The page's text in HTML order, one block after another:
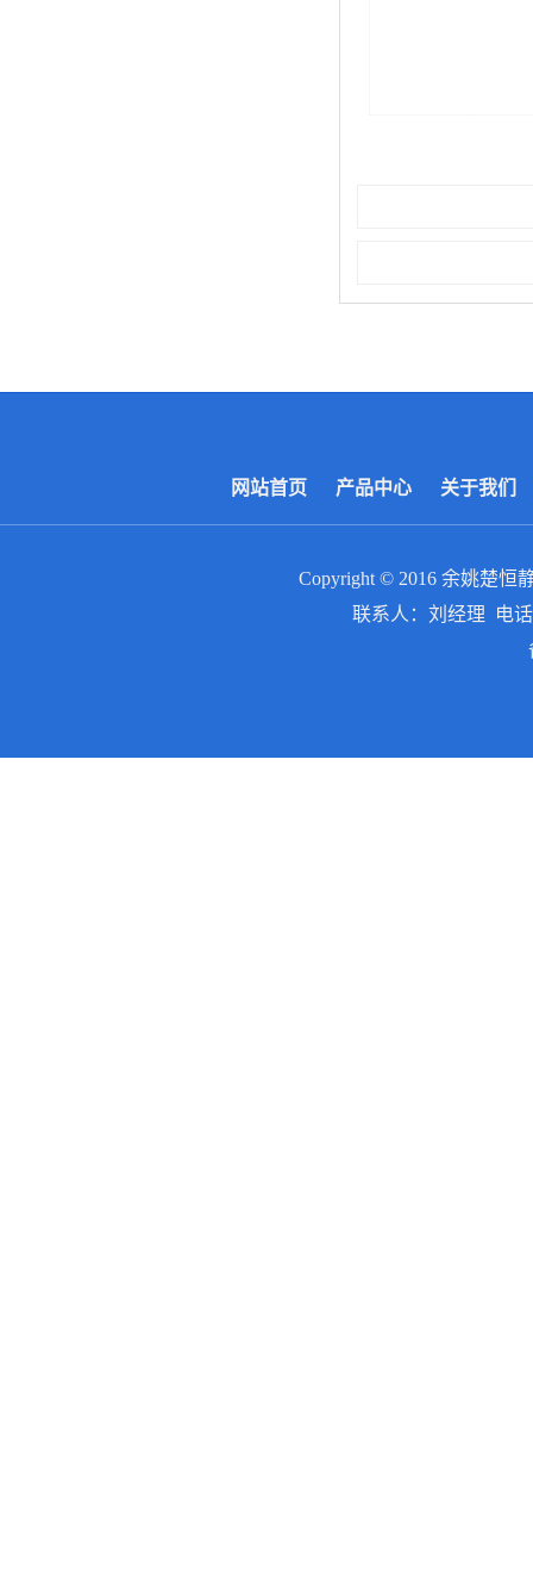
网站首页 产品中心 关于我们
Copyright © 2016 余姚楚恒
联系人：刘经理 电话